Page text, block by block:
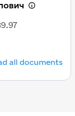
all documents